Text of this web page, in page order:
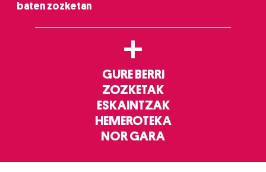
baten zozketan
+
GURE BERRI
ZOZKETAK
ESKAINTZAK
HEMEROTEKA
NOR GARA